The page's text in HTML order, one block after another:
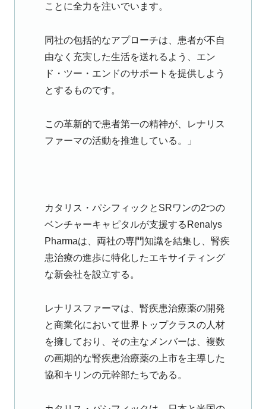
ことに全力を注いでいます。
同社の包括的なアプローチは、患者が不自
由なく充実した生活を送れるよう、エン
ド・ツー・エンドのサポートを提供しよう
とするものです。
この革新的で患者第一の精神が、レナリス
ファーマの活動を推進している。」
カタリス・パシフィックとSRワンの2つの
ベンチャーキャピタルが支援するRenalys
Pharmaは、両社の専門知識を結集し、腎疾
患治療の進歩に特化したエキサイティング
な新会社を設立する。
レナリスファーマは、腎疾患治療薬の開発
と商業化において世界トップクラスの人材
を擁しており、その主なメンバーは、複数
の画期的な腎疾患治療薬の上市を主導した
協和キリンの元幹部たちである。